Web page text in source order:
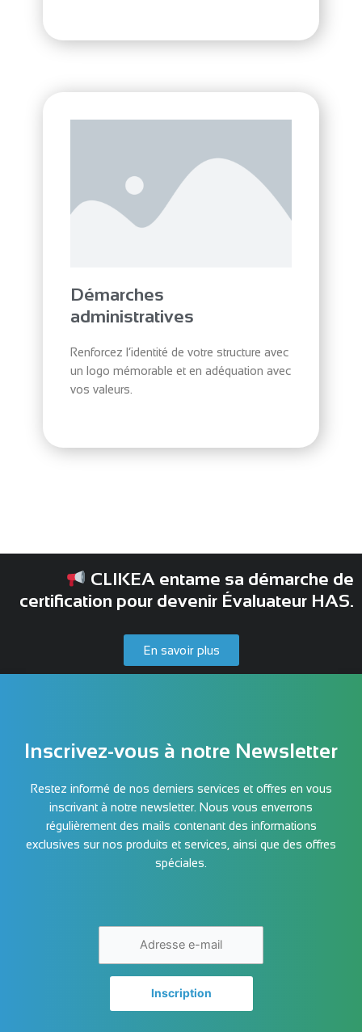
Démarches
administratives
Renforcez l’identité de votre structure avec
un logo mémorable et en adéquation avec
vos valeurs.
CLIKEA entame sa démarche de
certification pour devenir Évaluateur HAS.
En savoir plus
Inscrivez-vous à notre Newsletter
Restez informé de nos derniers services et offres en vous
inscrivant à notre newsletter. Nous vous enverrons
régulièrement des mails contenant des informations
exclusives sur nos produits et services, ainsi que des offres
spéciales.